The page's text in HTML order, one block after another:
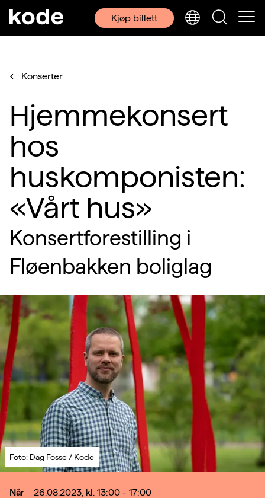
Kjøp billett
Konserter
Hjemmekonsert
hos
huskomponisten:
«Vårt hus»
Konsertforestilling i
Fløenbakken boliglag
Foto: Dag Fosse / Kode
Når
26.08.2023, kl. 13:00 - 17:00